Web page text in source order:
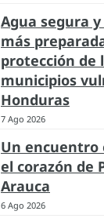
Agua segura
más
protección de
municipios
Honduras
7 Ago 2026
Un encuentro
el corazón de
Arauca
6 Ago 2026